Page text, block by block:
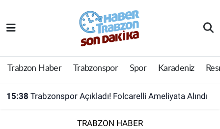
Trabzon Haber Trabzonspor Spor Karadeniz
15:38 Trabzonspor Açıkladı! Folcarelli Ameliyata Alındı
TRABZON HABER
Trabzon Haber
Trabzonspor
Trabzon Nöbetçi Eczaneler
Trabzon Hava Durumu